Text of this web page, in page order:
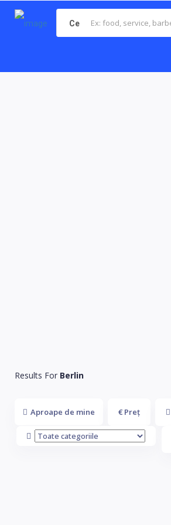
Ce
Results For Berlin
Aproape de mine € Preț